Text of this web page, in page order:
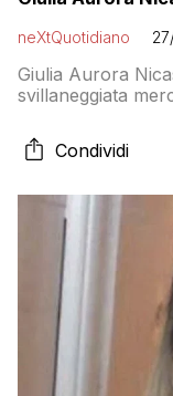
neXtQuotidiano
Giulia Aurora
svillaneggiata
tra Treporti e
Condividi